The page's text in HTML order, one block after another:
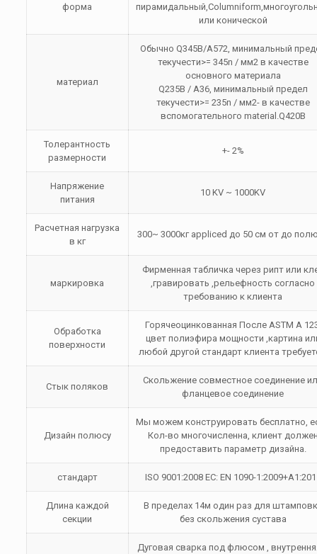
форма
или конической
материал
Обычно Q345B/A572, минимальный
текучести>= 345n / мм2 в качестве
основного материала
Q235B / А36, минимальный предел
текучести>= 235n / мм2- в качестве
вспомогательного material.Q420B
Толерантность
размерности
+- 2%
Напряжение
питания
10 KV ~ 1000KV
Расчетная нагрузка
в кг
300~ 3000кг appliced ​​до 50 см от до
маркировка
Фирменная табличка через рипт или
,гравировать ,рельефность согласно
требованию к клиента
Обработка
поверхности
Горячеоцинкованная После ASTM A
цвет полиэфира мощности ,картина
любой другой стандарт клиента
Стык поляков
Скольжение совместное соединение
фланцевое соединение
Дизайн полюсу
Мы можем конструировать бесплатно,
Кол-во многочисленна, клиент
предоставить параметр дизайна.
стандарт ISO 9001:2008 ЕС: EN 1090-
Длина каждой
секции
В пределах 14м один раз для
без скольжения сустава
Дуговая сварка под флюсом ,